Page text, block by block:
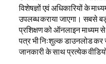
विशेषज्ञों एवं अधिकारियों के
उपलब्ध कराया जाएगा। सबसे
प्रशिक्षण को ऑनलाइन माध्यम
पत्र भी निःशुल्क डाउनलोड
जानकारी के साथ प्रत्येक